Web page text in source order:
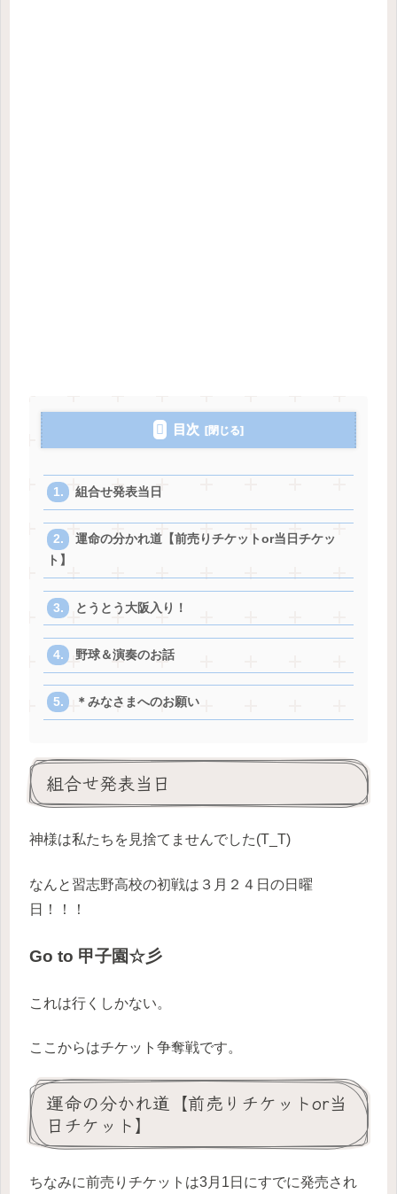
目次
組合せ発表当日
運命の分かれ道【前売りチケットor当日チケッ
ト】
とうとう大阪入り！
野球＆演奏のお話
＊みなさまへのお願い
組合せ発表当日
神様は私たちを見捨てませんでした(T_T)
なんと習志野高校の初戦は３月２４日の日曜
日！！！
Go to 甲子園☆彡
これは行くしかない。
ここからはチケット争奪戦です。
運命の分かれ道【前売りチケットor当
日チケット】
ちなみに前売りチケットは3月1日にすでに発売され